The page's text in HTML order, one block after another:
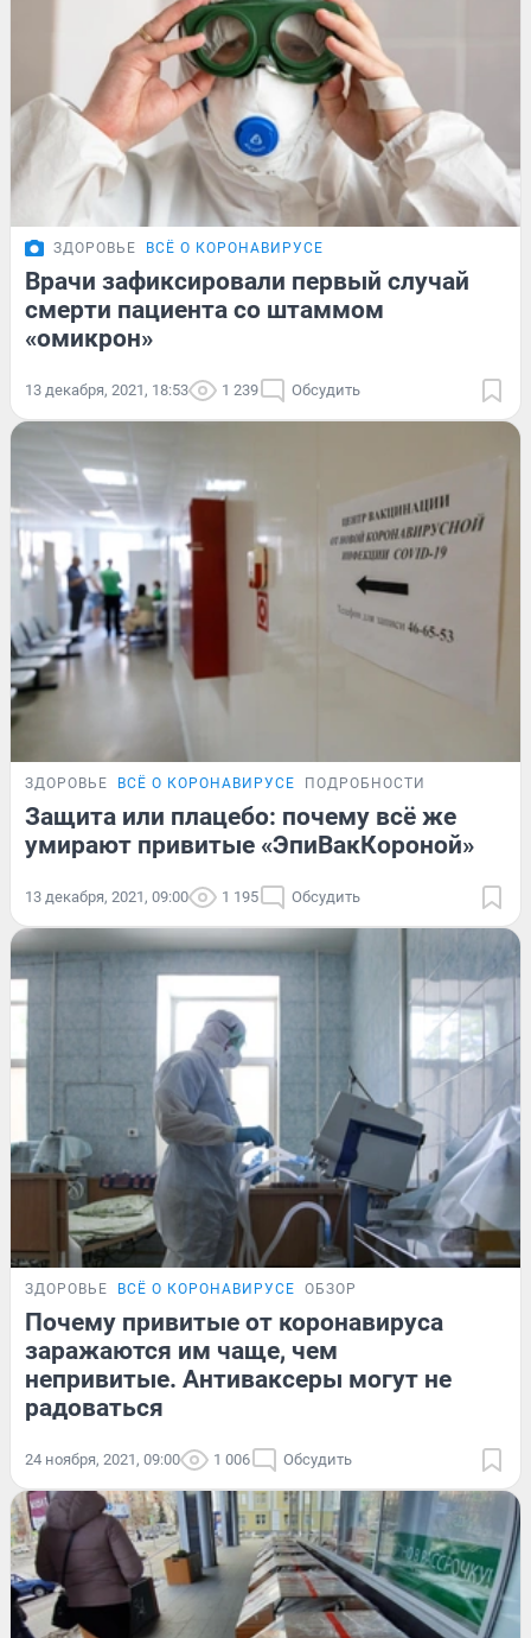
ЗДОРОВЬЕ ВСЁ О КОРОНАВИРУСЕ
Врачи зафиксировали первый случай
смерти пациента со штаммом
«омикрон»
13 декабря, 2021, 18:53 1 239 Обсудить
ЗДОРОВЬЕ ВСЁ О КОРОНАВИРУСЕ ПОДРОБНОСТИ
Защита или плацебо: почему всё же
умирают привитые «ЭпиВакКороной»
13 декабря, 2021, 09:00 1 195 Обсудить
ЗДОРОВЬЕ ВСЁ О КОРОНАВИРУСЕ ОБЗОР
Почему привитые от коронавируса
заражаются им чаще, чем
непривитые. Антиваксеры могут не
радоваться
24 ноября, 2021, 09:00 1 006 Обсудить